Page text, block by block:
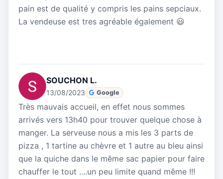
pain est de qualité y compris les pains sepciaux.
La vendeuse est tres agréable également 😃
SOUCHON L.
13/08/2023 Google
Très mauvais accueil, en effet nous sommes
arrivés vers 13h40 pour trouver quelque chose à
manger. La serveuse nous a mis les 3 parts de
pizza , 1 tartine au chèvre et 1 autre au bleu ainsi
que la quiche dans le même sac papier pour faire
chauffer le tout ....un peu limite quand même !!!